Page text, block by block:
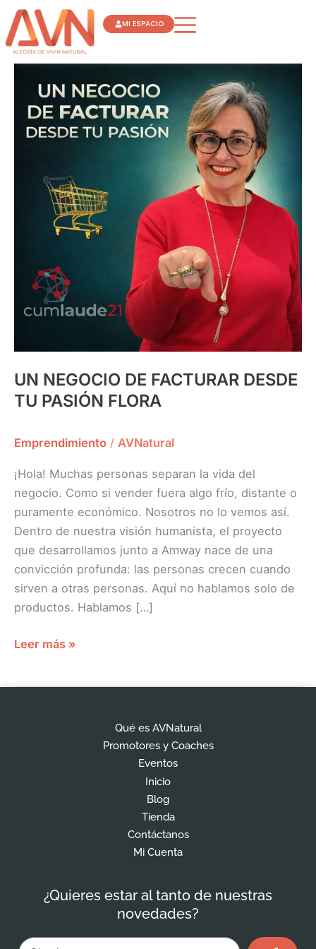
contenido
MI ESPACIO
UN NEGOCIO DE FACTURAR DESDE
TU PASIÓN FLORA
Emprendimiento / AVNatural
¡Hola! Muchas personas separan la vida del
negocio. Como si vender fuera algo frío, distante o
puramente económico. Nosotros no lo vemos así.
Dentro de nuestra visión humanista, el proyecto
que desarrollamos junto a Amway nace de una
convicción profunda: las personas crecen cuando
sirven a otras personas. Aquí no hablamos solo de
productos. Hablamos […]
NEGOCIO
DE
FACTURAR
PASIÓN
FLORA
Leer más »
Qué es AVNatural
Promotores y Coaches
Eventos
Inicio
Blog
Tienda
Contáctanos
Mi Cuenta
¿Quieres estar al tanto de nuestras
novedades?
Email Enviar